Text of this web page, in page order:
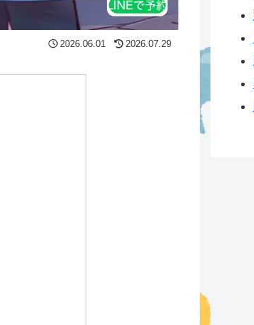
2026.06.01 2026.07.29